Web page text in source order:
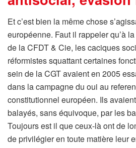
Et c’est bien la même chose
européenne. Faut il rappeler qu’à
de la CFDT & Cie, les caciques
réformistes squattant certaines
sein de la CGT avaient en 2005
dans la campagne du oui au
constitutionnel européen. Ils
balayés, sans équivoque, par les
Toujours est il que ceux-là ont de
de privilégier en toute matière leur